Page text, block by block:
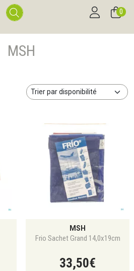
0
MSH
MSH
Frio Sachet Grand 14,0x19cm
33,50€